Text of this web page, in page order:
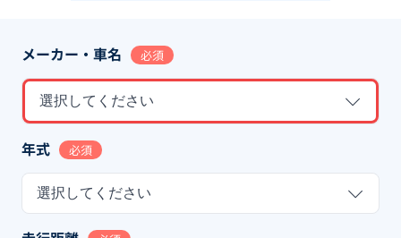
メーカー・車名 必須
選択してください
年式 必須
選択してください